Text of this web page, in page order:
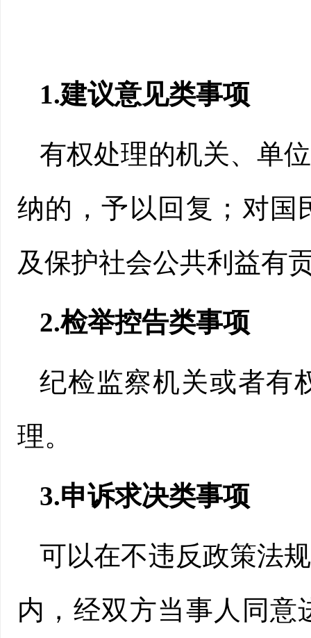
1.建议意见类事项
有权处理的机关、单
纳的，予以回复；对国
及保护社会公共利益有
2.检举控告类事项
纪检监察机关或者有
理。
3.申诉求决类事项
可以在不违反政策法
内，经双方当事人同